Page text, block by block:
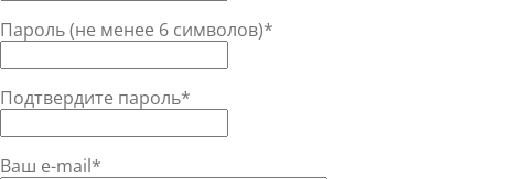
Пароль (не менее 6 символов)*
Подтвердите пароль*
Ваш e-mail*